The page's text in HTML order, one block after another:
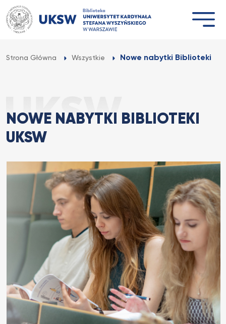
Przejdź
do
treści
Strona Główna Wszystkie Nowe nabytki Biblioteki
NOWE NABYTKI BIBLIOTEKI
UKSW